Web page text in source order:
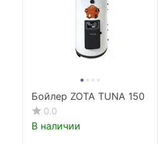
Бойлер ZOTA TUNA 150
0.0
В наличии